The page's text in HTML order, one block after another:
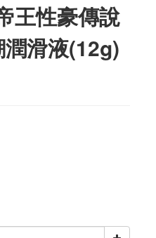
王性豪傳說
滑液(12g)